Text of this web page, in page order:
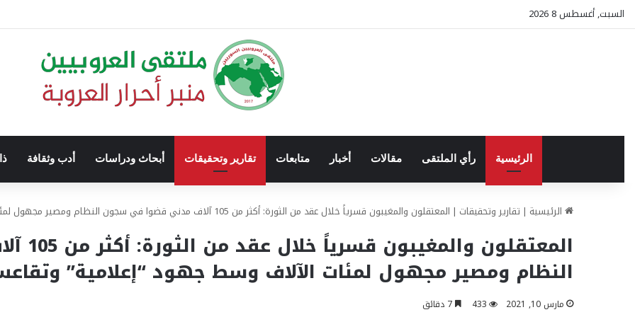
السبت, أغسطس 8 2026
الرئيسية رأي الملتقى مقالات أخبار متابعات تقارير وتحقيقات أبحاث ودراسات أدب وثقافة
الرئيسية | تقارير وتحقيقات | المعتقلون والمغيبون قسرياً خلال عقد من الثورة: أكثر من 105 آلاف مدني قضوا في سجون النظام ومصير مجهول لمئات الآلاف وسط جهود “إعلامية” وتقاعس فعلي
النظام ومصير مجهول لمئات الآلاف وسط جهود “إعلامية”
مارس 10, 2021 433